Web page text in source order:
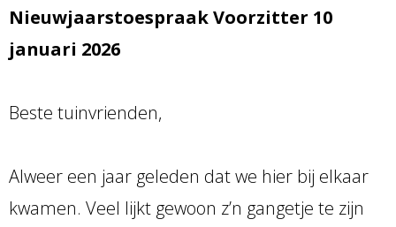
Nieuwjaarstoespraak Voorzitter 10
januari 2026
Beste tuinvrienden,
Alweer een jaar geleden dat we hier bij elkaar
kwamen. Veel lijkt gewoon z’n gangetje te zijn